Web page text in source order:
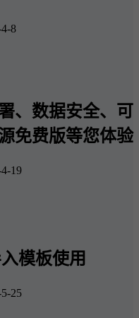
8
、数据安全、可
免费版等您体验
19
模板使用
25